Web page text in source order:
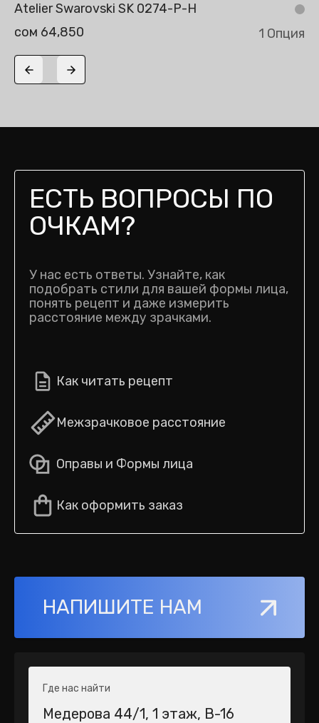
Atelier Swarovski SK 0274-P-H
сом 64,850
1 Опция
Previous slide
Next slide
ЕСТЬ ВОПРОСЫ ПО
ОЧКАМ?
У нас есть ответы. Узнайте, как
подобрать стили для вашей формы лица,
понять рецепт и даже измерить
расстояние между зрачками.
Как читать рецепт
Межзрачковое расстояние
Оправы и Формы лица
Как оформить заказ
НАПИШИТЕ НАМ
Где нас найти
Медерова 44/1​, 1 этаж, В-16